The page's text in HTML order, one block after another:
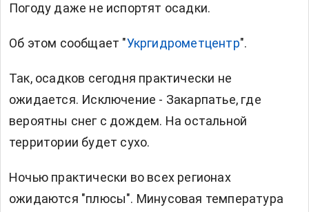
Погоду даже не испортят осадки.
Об этом сообщает "Укргидрометцентр".
Так, осадков сегодня практически не
ожидается. Исключение - Закарпатье, где
вероятны снег с дождем. На остальной
территории будет сухо.
Ночью практически во всех регионах
ожидаются "плюсы". Минусовая температура